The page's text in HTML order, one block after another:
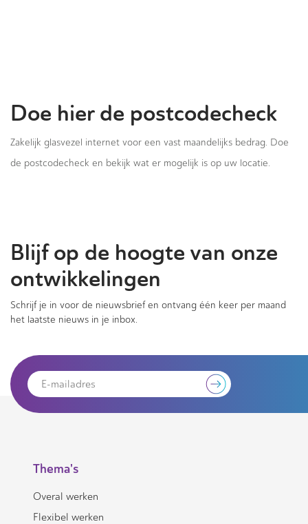
Doe hier de postcodecheck
Zakelijk glasvezel internet voor een vast maandelijks bedrag. Doe
de postcodecheck en bekijk wat er mogelijk is op uw locatie.
Blijf op de hoogte van onze
ontwikkelingen
Schrijf je in voor de nieuwsbrief en ontvang één keer per maand
het laatste nieuws in je inbox.
Thema's
Overal werken
Flexibel werken